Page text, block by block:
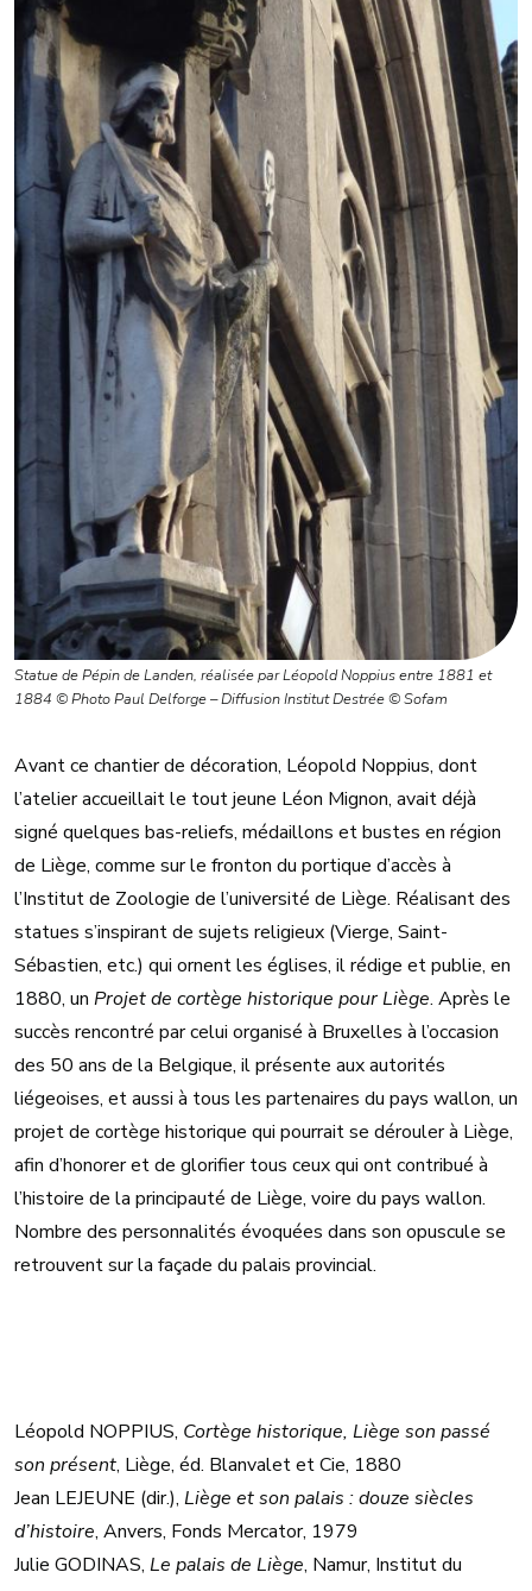
Statue de Pépin de Landen, réalisée par Léopold Noppius entre 1881 et
1884 © Photo Paul Delforge – Diffusion Institut Destrée © Sofam
Avant ce chantier de décoration, Léopold Noppius, dont
l’atelier accueillait le tout jeune Léon Mignon, avait déjà
signé quelques bas-reliefs, médaillons et bustes en région
de Liège, comme sur le fronton du portique d’accès à
l’Institut de Zoologie de l’université de Liège. Réalisant des
statues s’inspirant de sujets religieux (Vierge, Saint-
Sébastien, etc.) qui ornent les églises, il rédige et publie, en
1880, un Projet de cortège historique pour Liège. Après le
succès rencontré par celui organisé à Bruxelles à l’occasion
des 50 ans de la Belgique, il présente aux autorités
liégeoises, et aussi à tous les partenaires du pays wallon, un
projet de cortège historique qui pourrait se dérouler à Liège,
afin d’honorer et de glorifier tous ceux qui ont contribué à
l’histoire de la principauté de Liège, voire du pays wallon.
Nombre des personnalités évoquées dans son opuscule se
retrouvent sur la façade du palais provincial.
Léopold NOPPIUS, Cortège historique, Liège son passé
son présent, Liège, éd. Blanvalet et Cie, 1880
Jean LEJEUNE (dir.), Liège et son palais : douze siècles
d’histoire, Anvers, Fonds Mercator, 1979
Julie GODINAS, Le palais de Liège, Namur, Institut du